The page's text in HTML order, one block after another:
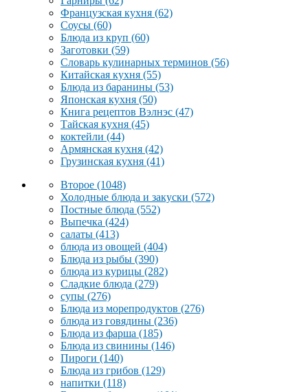
Французская кухня (62)
Соусы (60)
Блюда из круп (60)
Заготовки (59)
Словарь кулинарных терминов (56)
Китайская кухня (55)
Блюда из баранины (53)
Японская кухня (50)
Книга рецептов Вэлнэс (47)
Тайская кухня (45)
коктейли (44)
Армянская кухня (42)
Грузинская кухня (41)
Второе (1048)
Холодные блюда и закуски (572)
Постные блюда (552)
Выпечка (424)
салаты (413)
блюда из овощей (404)
Блюда из рыбы (390)
блюда из курицы (282)
Сладкие блюда (279)
супы (276)
Блюда из морепродуктов (276)
блюда из говядины (236)
Блюда из фарша (185)
Блюда из свинины (146)
Пироги (140)
Блюда из грибов (129)
напитки (118)